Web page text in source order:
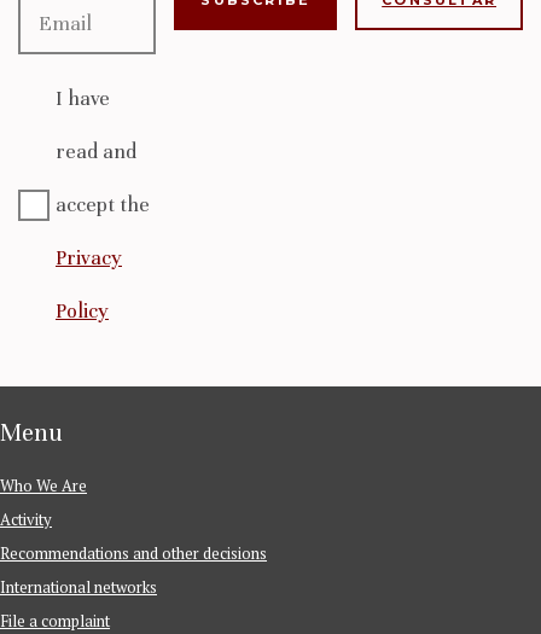
I have
read and
accept the
Privacy
Policy
Menu
Who We Are
Activity
Recommendations and other decisions
International networks
File a complaint